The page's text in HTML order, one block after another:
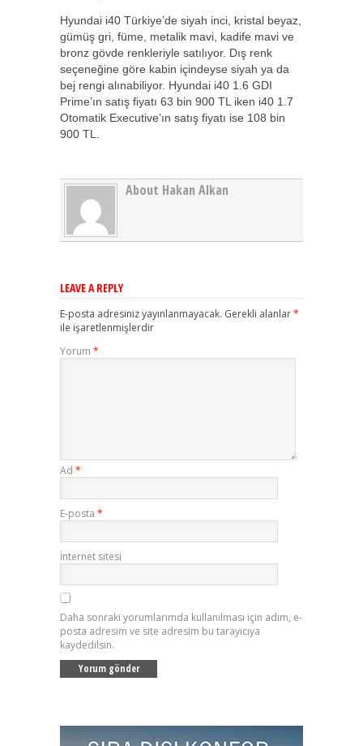
Hyundai i40 Türkiye’de siyah inci, kristal beyaz,
gümüş gri, füme, metalik mavi, kadife mavi ve
bronz gövde renkleriyle satılıyor. Dış renk
seçeneğine göre kabin içindeyse siyah ya da
bej rengi alınabiliyor. Hyundai i40 1.6 GDI
Prime’ın satış fiyatı 63 bin 900 TL iken i40 1.7
Otomatik Executive’ın satış fiyatı ise 108 bin
900 TL.
About Hakan Alkan
LEAVE A REPLY
E-posta adresiniz yayınlanmayacak. Gerekli alanlar*
ile işaretlenmişlerdir
Yorum *
Ad *
E-posta *
İnternet sitesi
Daha sonraki yorumlarımda kullanılması için adım, e-
posta adresim ve site adresim bu tarayıcıya
kaydedilsin.